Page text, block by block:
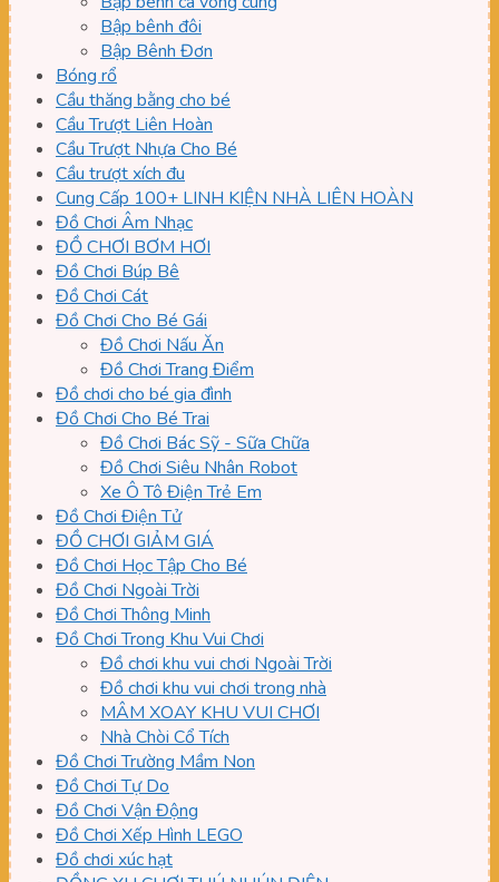
Bập bênh đôi
Bập Bênh Đơn
Bóng rổ
Cầu thăng bằng cho bé
Cầu Trượt Liên Hoàn
Cầu Trượt Nhựa Cho Bé
Cầu trượt xích đu
Cung Cấp 100+ LINH KIỆN NHÀ LIÊN HOÀN
Đồ Chơi Âm Nhạc
ĐỒ CHƠI BƠM HƠI
Đồ Chơi Búp Bê
Đồ Chơi Cát
Đồ Chơi Cho Bé Gái
Đồ Chơi Nấu Ăn
Đồ Chơi Trang Điểm
Đồ chơi cho bé gia đình
Đồ Chơi Cho Bé Trai
Đồ Chơi Bác Sỹ - Sữa Chữa
Đồ Chơi Siêu Nhân Robot
Xe Ô Tô Điện Trẻ Em
Đồ Chơi Điện Tử
ĐỒ CHƠI GIẢM GIÁ
Đồ Chơi Học Tập Cho Bé
Đồ Chơi Ngoài Trời
Đồ Chơi Thông Minh
Đồ Chơi Trong Khu Vui Chơi
Đồ chơi khu vui chơi Ngoài Trời
Đồ chơi khu vui chơi trong nhà
MÂM XOAY KHU VUI CHƠI
Nhà Chòi Cổ Tích
Đồ Chơi Trường Mầm Non
Đồ Chơi Tự Do
Đồ Chơi Vận Động
Đồ Chơi Xếp Hình LEGO
Đồ chơi xúc hạt